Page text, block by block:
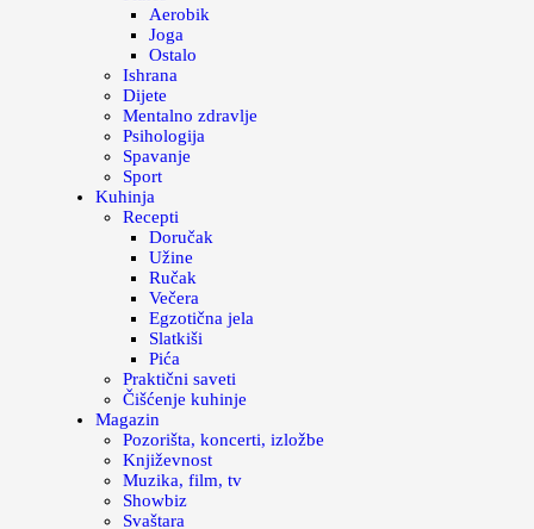
Aerobik
Joga
Ostalo
Ishrana
Dijete
Mentalno zdravlje
Psihologija
Spavanje
Sport
Kuhinja
Recepti
Doručak
Užine
Ručak
Večera
Egzotična jela
Slatkiši
Pića
Praktični saveti
Čišćenje kuhinje
Magazin
Pozorišta, koncerti, izložbe
Književnost
Muzika, film, tv
Showbiz
Svaštara